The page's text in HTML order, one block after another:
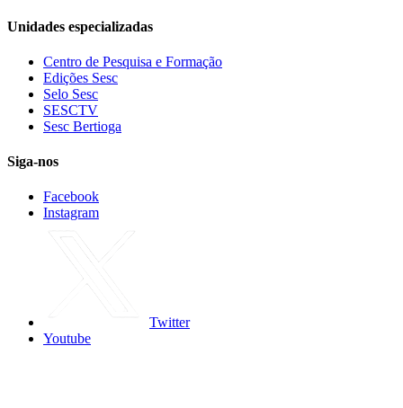
Unidades especializadas
Centro de Pesquisa e Formação
Edições Sesc
Selo Sesc
SESCTV
Sesc Bertioga
Siga-nos
Facebook
Instagram
Twitter
Youtube